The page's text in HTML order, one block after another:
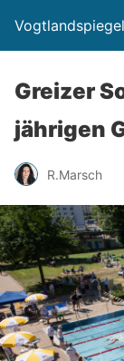
Vogtlandspiegel
Greizer
jährigen
R.Marsch